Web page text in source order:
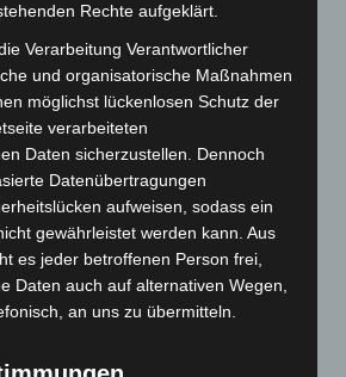
schnell eingedämmt
Hannover: 21 neue
starten beim Roten
läuft mit Hockeyschläger über
Polizei sucht Zeugen
Rechte aufgeklärt.
Verarbeitung Verantwortlicher
und organisatorische Maßnahmen
möglichst lückenlosen Schutz der
verarbeiteten
Daten sicherzustellen. Dennoch
Datenübertragungen
aufweisen, sodass ein
gewährleistet werden kann. Aus
es jeder betroffenen Person frei,
Daten auch auf alternativen Wegen,
an uns zu übermitteln.